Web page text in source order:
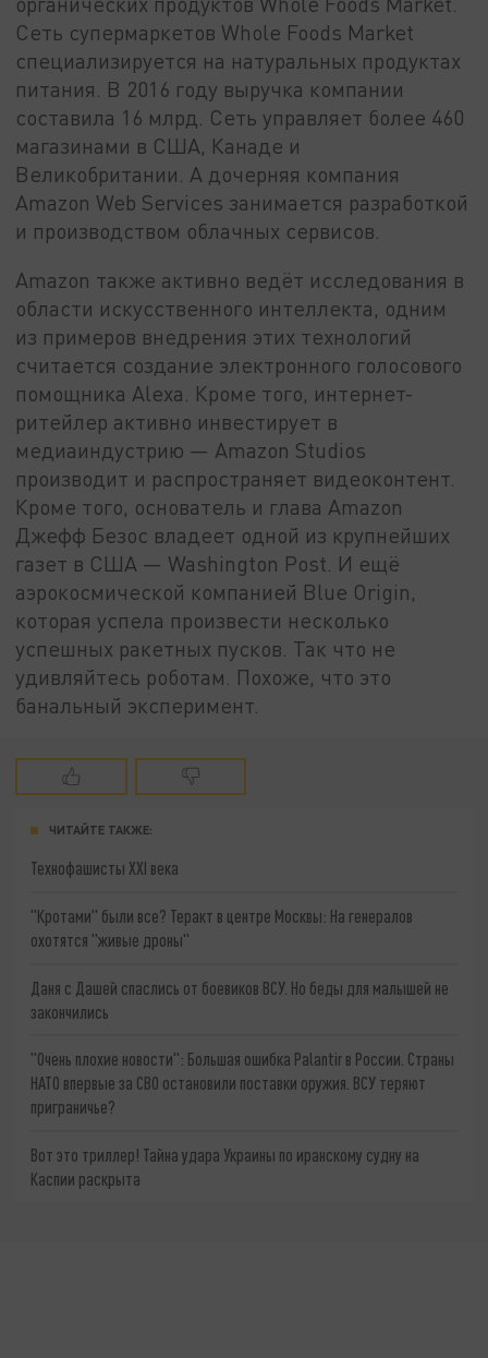
Сеть супермаркетов Whole Foods Market
специализируется на натуральных продуктах
питания. В 2016 году выручка компании
составила 16 млрд. Сеть управляет более 460
магазинами в США, Канаде и
Великобритании. А дочерняя компания
Amazon Web Services занимается разработкой
и производством облачных сервисов.
Amazon также активно ведёт исследования в
области искусственного интеллекта, одним
из примеров внедрения этих технологий
считается создание электронного голосового
помощника Alexa. Кроме того, интернет-
ритейлер активно инвестирует в
медиаиндустрию — Amazon Studios
производит и распространяет видеоконтент.
Кроме того, основатель и глава Amazon
Джефф Безос владеет одной из крупнейших
газет в США — Washington Post. И ещё
аэрокосмической компанией Blue Origin,
которая успела произвести несколько
успешных ракетных пусков. Так что не
удивляйтесь роботам. Похоже, что это
банальный эксперимент.
ЧИТАЙТЕ ТАКЖЕ:
Технофашисты XXI века
"Кротами" были все? Теракт в центре Москвы: На генералов
охотятся "живые дроны"
Даня с Дашей спаслись от боевиков ВСУ. Но беды для малышей не
закончились
"Очень плохие новости": Большая ошибка Palantir в России. Страны
НАТО впервые за СВО остановили поставки оружия. ВСУ теряют
приграничье?
Вот это триллер! Тайна удара Украины по иранскому судну на
Каспии раскрыта